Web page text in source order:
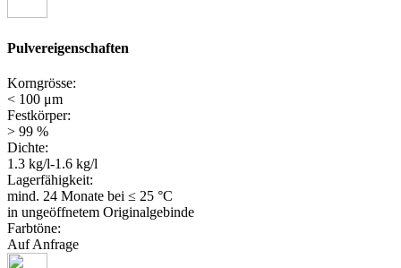
Pulvereigenschaften
Korngrösse:
< 100 μm
Festkörper:
> 99 %
Dichte:
1.3 kg/l-1.6 kg/l
Lagerfähigkeit:
mind. 24 Monate bei ≤ 25 °C
in ungeöffnetem Originalgebinde
Farbtöne:
Auf Anfrage